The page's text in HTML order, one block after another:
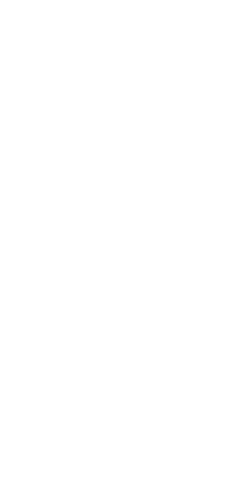
15.000 Ft méterenként).
így nem kell
egyedi árat kap majd
csak elő és
kialakítását, az elektromos
festést sajnos nem
általunk